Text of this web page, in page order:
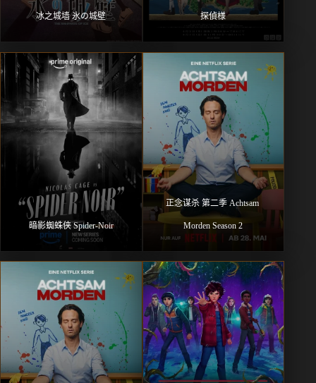
冰之城墙 氷の城壁 探偵様
暗影蜘蛛侠 Spider-Noir
正念谋杀 第二季 Achtsam
Morden Season 2